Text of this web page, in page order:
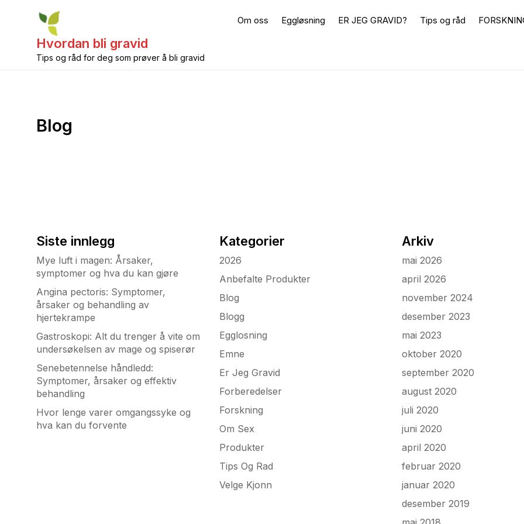
Hvordan bli gravid
Tips og råd for deg som prøver å bli gravid
Om oss Eggløsning ER JEG GRAVID? Tips og råd
Blog
Siste innlegg
Mye luft i magen: Årsaker,
symptomer og hva du kan gjøre
Angina pectoris: Symptomer,
årsaker og behandling av
hjertekrampe
Gastroskopi: Alt du trenger å vite om
undersøkelsen av mage og spiserør
Senebetennelse håndledd:
Symptomer, årsaker og effektiv
behandling
Hvor lenge varer omgangssyke og
hva kan du forvente
Kategorier
2026
Anbefalte Produkter
Blog
Blogg
Egglosning
Emne
Er Jeg Gravid
Forberedelser
Forskning
Om Sex
Produkter
Tips Og Rad
Velge Kjonn
Arkiv
mai 2026
april 2026
november 2024
desember 2023
mai 2023
oktober 2020
september 2020
august 2020
juli 2020
juni 2020
april 2020
februar 2020
januar 2020
desember 2019